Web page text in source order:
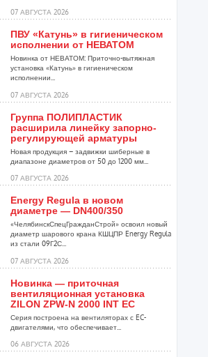
07 АВГУСТА 2026
ПВУ «Катунь» в гигиеническом
исполнении от НЕВАТОМ
Новинка от НЕВАТОМ: Приточно-вытяжная
установка «Катунь» в гигиеническом
исполнении...
07 АВГУСТА 2026
Группа ПОЛИПЛАСТИК
расширила линейку запорно-
регулирующей арматуры
Новая продукция – задвижки шиберные в
диапазоне диаметров от 50 до 1200 мм...
07 АВГУСТА 2026
Energy Regula в новом
диаметре — DN400/350
«ЧелябинскСпецГражданСтрой» освоил новый
диаметр шарового крана КШЦПР Energy Regula
из стали 09Г2С...
07 АВГУСТА 2026
Новинка — приточная
вентиляционная установка
ZILON ZPW-N 2000 INT EC
Серия построена на вентиляторах с EC-
двигателями, что обеспечивает...
06 АВГУСТА 2026